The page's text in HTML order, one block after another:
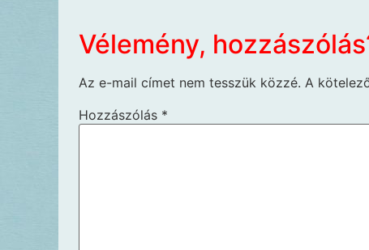
Vélemény,
Az e-mail címet nem tesszük közzé. A
Hozzászólás *